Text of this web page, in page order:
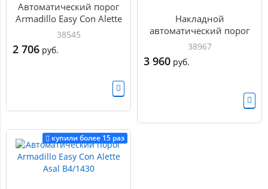
Автоматический порог
Armadillo Easy Con Alette
Asal B4/1030
38545
2 706 руб.
Накладной
автоматический порог
Armadillo Aplique One
38967
3 960 руб.
купили более 15 раз